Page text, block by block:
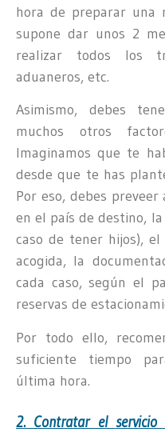
hora de preparar una
supone dar unos 2
realizar todos los
aduaneros, etc.
Asimismo, debes
muchos otros
Imaginamos que te
desde que te has
Por eso, debes
en el país de destino,
caso de tener hijos),
acogida, la
cada caso, según el
reservas de
Por todo ello,
suficiente tiempo
última hora.
2. Contratar el